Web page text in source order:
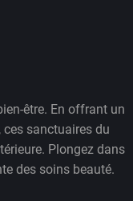
être. En offrant un
sanctuaires du
Plongez dans
des soins beauté.